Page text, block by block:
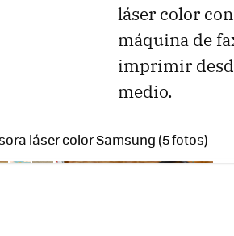
láser color
máquina de
imprimir
medio.
láser color Samsung (5 fotos)